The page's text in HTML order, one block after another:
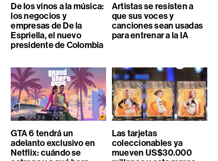
De los vinos a la música:
los negocios y
empresas de De la
Espriella, el nuevo
presidente de Colombia
Artistas se resisten a
que sus voces y
canciones sean usadas
para entrenar a la IA
GTA 6 tendrá un
adelanto exclusivo en
Netflix: cuándo se
Las tarjetas
coleccionables ya
mueven US$30.000